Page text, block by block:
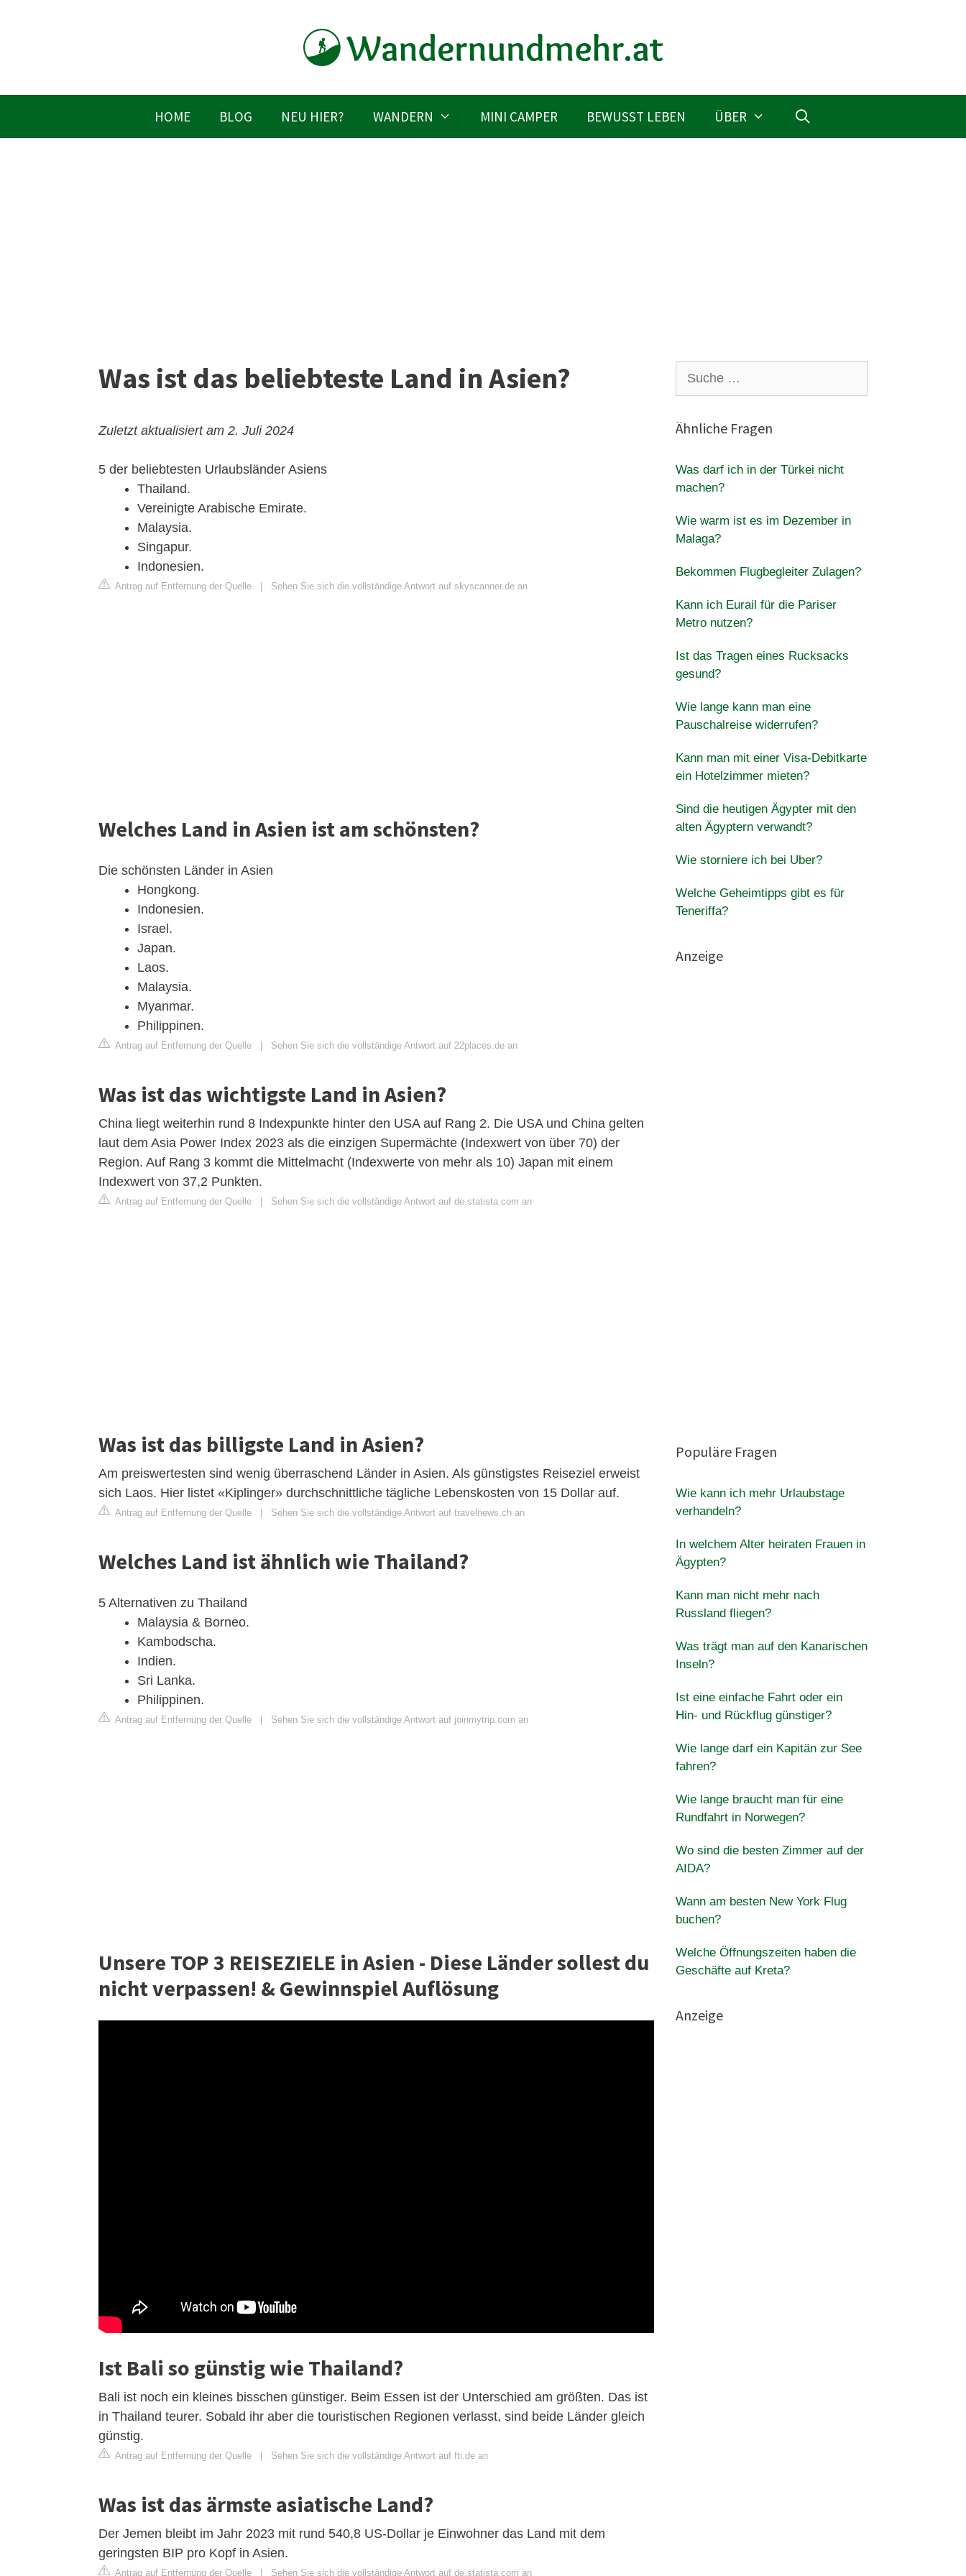
HOME BLOG NEU HIER? WANDERN MINI CAMPER BEWUSST LEBEN ÜBER
Was ist das beliebteste Land in Asien?
Zuletzt aktualisiert am 2. Juli 2024
5 der beliebtesten Urlaubsländer Asiens
Thailand.
Vereinigte Arabische Emirate.
Malaysia.
Singapur.
Indonesien.
Antrag auf Entfernung der Quelle Sehen Sie sich die vollständige Antwort auf skyscanner.de an
Welches Land in Asien ist am schönsten?
Die schönsten Länder in Asien
Hongkong.
Indonesien.
Israel.
Japan.
Laos.
Malaysia.
Myanmar.
Philippinen.
Antrag auf Entfernung der Quelle Sehen Sie sich die vollständige Antwort auf 22places.de an
Was ist das wichtigste Land in Asien?
China liegt weiterhin rund 8 Indexpunkte hinter den USA auf Rang 2. Die USA und China gelten
laut dem Asia Power Index 2023 als die einzigen Supermächte (Indexwert von über 70) der
Region. Auf Rang 3 kommt die Mittelmacht (Indexwerte von mehr als 10) Japan mit einem
Indexwert von 37,2 Punkten.
Antrag auf Entfernung der Quelle Sehen Sie sich die vollständige Antwort auf de.statista.com an
Was ist das billigste Land in Asien?
Am preiswertesten sind wenig überraschend Länder in Asien. Als günstigstes Reiseziel erweist
sich Laos. Hier listet «Kiplinger» durchschnittliche tägliche Lebenskosten von 15 Dollar auf.
Antrag auf Entfernung der Quelle Sehen Sie sich die vollständige Antwort auf travelnews.ch an
Welches Land ist ähnlich wie Thailand?
5 Alternativen zu Thailand
Malaysia & Borneo.
Kambodscha.
Indien.
Sri Lanka.
Philippinen.
Antrag auf Entfernung der Quelle Sehen Sie sich die vollständige Antwort auf joinmytrip.com an
Unsere TOP 3 REISEZIELE in Asien - Diese Länder sollest du
nicht verpassen! & Gewinnspiel Auflösung
Ist Bali so günstig wie Thailand?
Bali ist noch ein kleines bisschen günstiger. Beim Essen ist der Unterschied am größten. Das ist
in Thailand teurer. Sobald ihr aber die touristischen Regionen verlasst, sind beide Länder gleich
günstig.
Antrag auf Entfernung der Quelle | Sehen Sie sich die vollständige Antwort auf fti.de an
Was ist das ärmste asiatische Land?
Der Jemen bleibt im Jahr 2023 mit rund 540,8 US-Dollar je Einwohner das Land mit dem
geringsten BIP pro Kopf in Asien.
Antrag auf Entfernung der Quelle | Sehen Sie sich die vollständige Antwort auf de.statista.com an
nach:
Ähnliche Fragen
Was darf ich in der Türkei nicht
machen?
Wie warm ist es im Dezember in
Malaga?
Bekommen Flugbegleiter Zulagen?
Kann ich Eurail für die Pariser
Metro nutzen?
Ist das Tragen eines Rucksacks
gesund?
Wie lange kann man eine
Pauschalreise widerrufen?
Kann man mit einer Visa-Debitkarte
ein Hotelzimmer mieten?
Sind die heutigen Ägypter mit den
alten Ägyptern verwandt?
Wie storniere ich bei Uber?
Welche Geheimtipps gibt es für
Teneriffa?
Anzeige
Populäre Fragen
Wie kann ich mehr Urlaubstage
verhandeln?
In welchem Alter heiraten Frauen in
Ägypten?
Kann man nicht mehr nach
Russland fliegen?
Was trägt man auf den Kanarischen
Inseln?
Ist eine einfache Fahrt oder ein
Hin- und Rückflug günstiger?
Wie lange darf ein Kapitän zur See
fahren?
Wie lange braucht man für eine
Rundfahrt in Norwegen?
Wo sind die besten Zimmer auf der
AIDA?
Wann am besten New York Flug
buchen?
Welche Öffnungszeiten haben die
Geschäfte auf Kreta?
Anzeige